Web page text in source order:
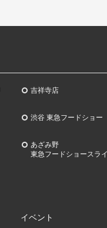
吉祥寺店
渋谷 東急フードショー
あざみ野
東急フードショースラ
イベント